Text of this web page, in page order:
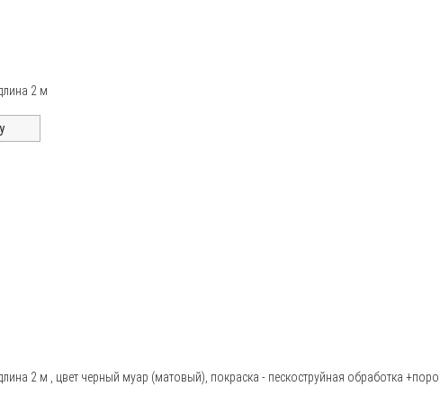
2 м
2 м , цвет черный муар (матовый), покраска - пескоструйная обработка